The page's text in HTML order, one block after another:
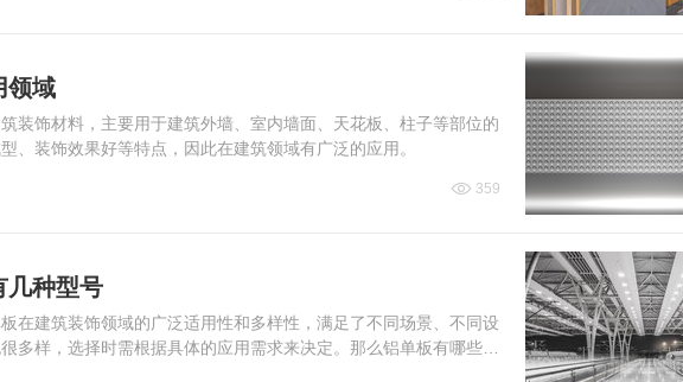
领域
装饰材料，主要用于建筑外墙、室内墙面、天花板、柱子等部位的
、装饰效果好等特点，因此在建筑领域有广泛的应用。
359
几种型号
在建筑装饰领域的广泛适用性和多样性，满足了不同场景、不同设
多样，选择时需根据具体的应用需求来决定。那么铝单板有哪些分